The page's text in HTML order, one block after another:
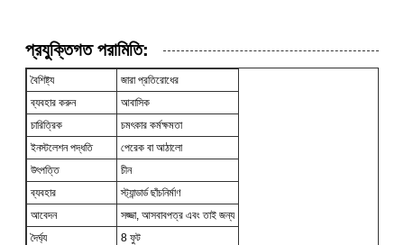
প্রযুক্তিগত পরামিতি:
বৈশিষ্ট্য
জারা প্রতিরোধের
ব্যবহার করুন
আবাসিক
চারিত্রিক
চমৎকার কর্মক্ষমতা
ইনস্টলেশন পদ্ধতি
পেরেক বা আঠালো
উৎপত্তি
চীন
ব্যবহার
স্ট্যান্ডার্ড ছাঁচনির্মাণ
আবেদন
সজ্জা, আসবাবপত্র এবং তাই জন্য
দৈর্ঘ্য
8 ফুট